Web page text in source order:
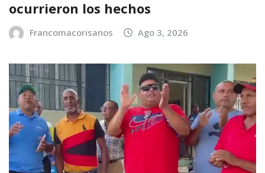
ocurrieron los hechos
Francomacorisanos Ago 3, 2026